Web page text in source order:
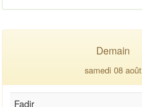
Demain
samedi 08 août
Fadjr